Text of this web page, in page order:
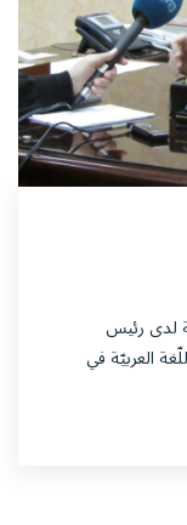
لدى رئيس
العربيّة في